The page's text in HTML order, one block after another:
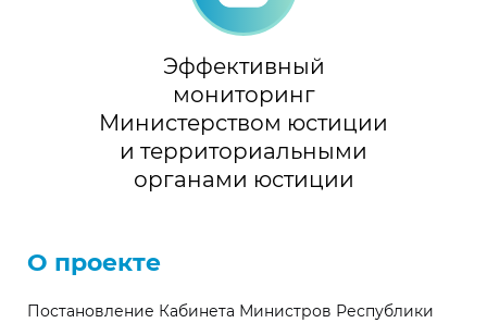
Эффективный
мониторинг
Министерством юстиции
и территориальными
органами юстиции
О проекте
Постановление Кабинета Министров Республики